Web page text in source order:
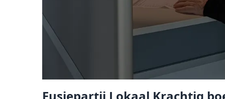
Fusiepartij Lokaal Krachtig